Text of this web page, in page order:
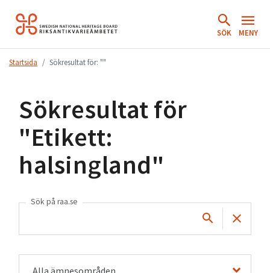
Hoppa
till
SÖK MENY
Startsida Sökresultat för: ""
Sökresultat för
"Etikett:
halsingland"
Sök på raa.se
Alla ämnesområden